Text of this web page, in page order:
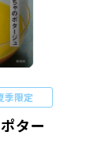
季限定
ター